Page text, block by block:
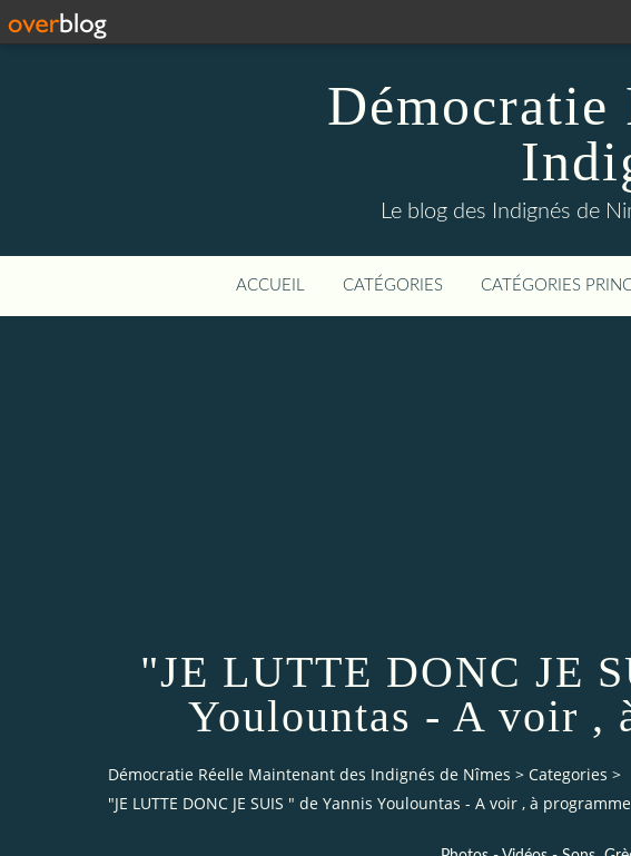
Démocratie
Le blog des Indignés de
ACCUEIL CATÉGORIES CATÉGORIES
"JE LUTTE DONC JE
Youlountas - A voir ,
Démocratie Réelle Maintenant des Indignés de Nîmes > Categories >
"JE LUTTE DONC JE SUIS " de Yannis Youlountas - A voir , à